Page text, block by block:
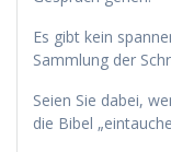
Es gibt kein
Sammlung der
Seien Sie dabei,
die Bibel